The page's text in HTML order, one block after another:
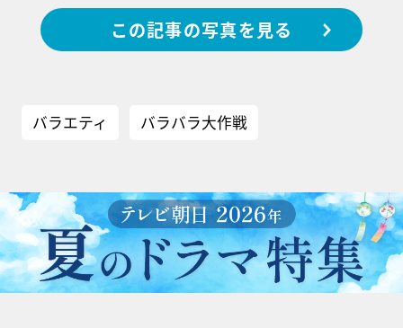
この記事の写真を見る
バラエティ バラバラ大作戦